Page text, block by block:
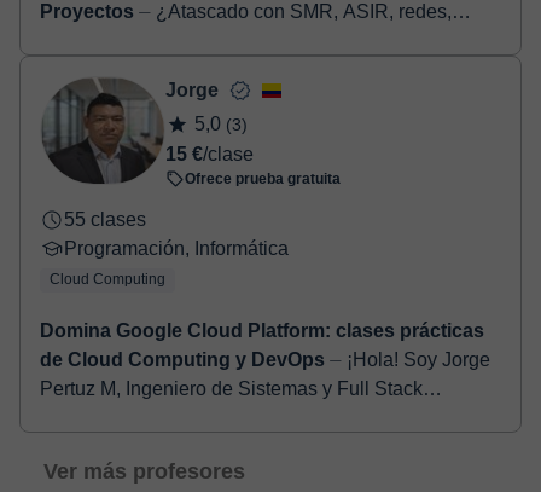
Proyectos ⏤ ¿Atascado con SMR, ASIR, redes,
Martos. En 2025 me...
Jorge
5,0 (3)
15 €/clase
Ofrece prueba gratuita
55 clases
Programación, Informática
Cloud Computing
Domina Google Cloud Platform: clases prácticas
de Cloud Computing y DevOps ⏤ ¡Hola! Soy Jorge
Pertuz M, Ingeniero de Sistemas y Full Stack
Ver más profesores